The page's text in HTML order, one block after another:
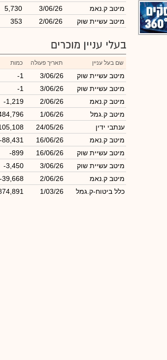
מיטב ק.נאמ
3/06/26
5,730
מיטב עשיית שוק
2/06/26
353
בעלי עניין מוכרים
שם בעל עניין תאריך פעולה כמות
מיטב עשיית שוק 3/06/26
-1
מיטב עשיית שוק
3/06/26
-1
מיטב ק.נאמ
2/06/26
-1,219
מיטב ק.גמל
1/06/26
ענתבי ידין
24/05/26
מיטב ק.נאמ
16/06/26
-88,431
מיטב עשיית שוק
16/06/26
-899
מיטב עשיית שוק
3/06/26
-3,450
מיטב ק.נאמ
2/06/26
-39,668
כלל ביטוח-ק.גמל
1/03/26